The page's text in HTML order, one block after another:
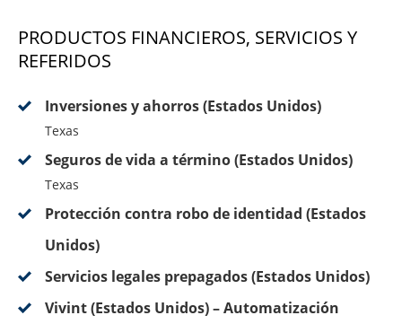
PRODUCTOS FINANCIEROS, SERVICIOS Y
REFERIDOS
Inversiones y ahorros (Estados Unidos)
Texas
Seguros de vida a término (Estados Unidos)
Texas
Protección contra robo de identidad (Estados
Unidos)
Servicios legales prepagados (Estados Unidos)
Vivint (Estados Unidos) – Automatización